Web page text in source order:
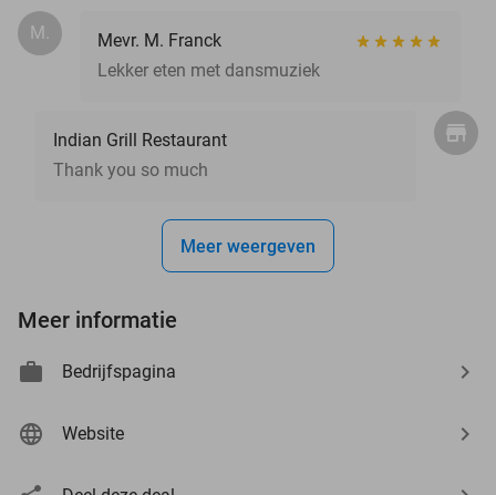
M.
Mevr. M. Franck
Lekker eten met dansmuziek
Indian Grill Restaurant
Thank you so much
Meer weergeven
Meer informatie
Bedrijfspagina
Website